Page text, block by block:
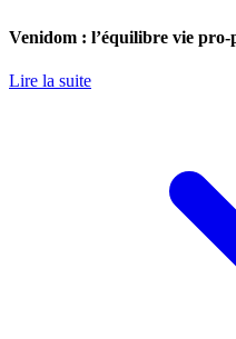
Venidom : l’équilibre vie pro-
Lire la suite